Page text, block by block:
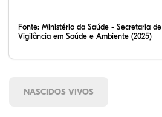
Fonte: Ministério da Saúde - Secretaria de
Vigilância em Saúde e Ambiente (2025)
NASCIDOS VIVOS